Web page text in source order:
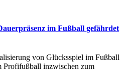
im Fußball gefährdet
von Glücksspiel im Fußball
Profifußball inzwischen zum